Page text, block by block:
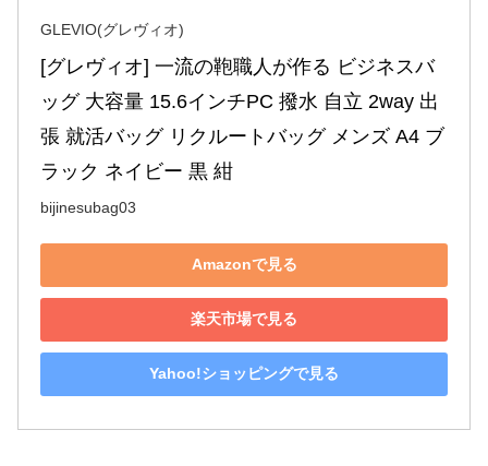
GLEVIO(グレヴィオ)
[グレヴィオ] 一流の鞄職人が作る ビジネスバ
ッグ 大容量 15.6インチPC 撥水 自立 2way 出
張 就活バッグ リクルートバッグ メンズ A4 ブ
ラック ネイビー 黒 紺
bijinesubag03
Amazonで見る
楽天市場で見る
Yahoo!ショッピングで見る